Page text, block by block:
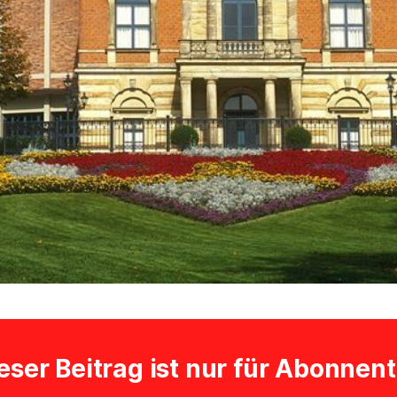
Beitrag ist nur für